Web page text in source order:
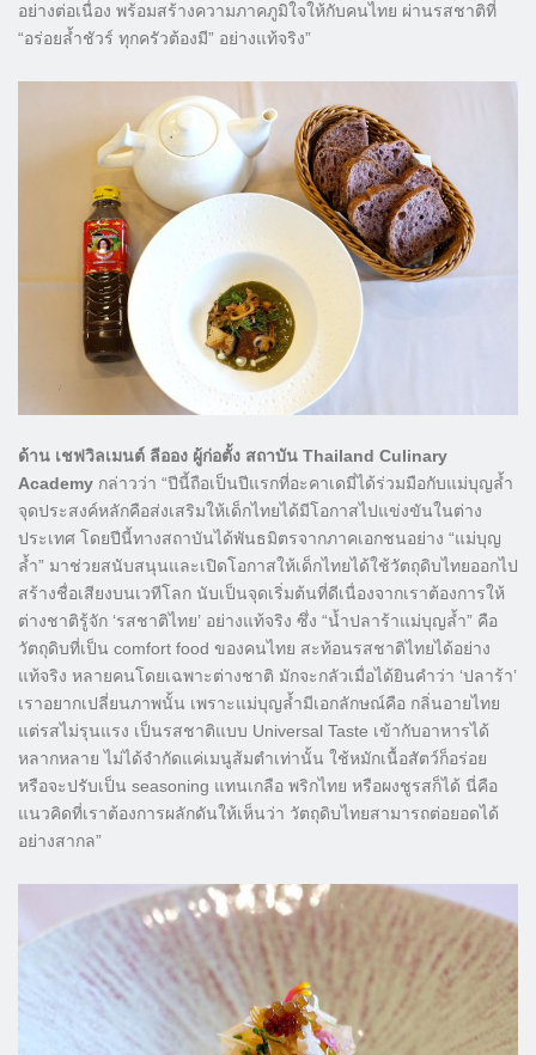
อย่างต่อเนื่อง พร้อมสร้างความภาคภูมิใจให้กับคนไทย ผ่านรสชาติที่
“อร่อยล้ำชัวร์ ทุกครัวต้องมี” อย่างแท้จริง”
ด้าน เชฟวิลเมนต์ ลีออง ผู้ก่อตั้ง สถาบัน Thailand Culinary
Academy กล่าวว่า “ปีนี้ถือเป็นปีแรกที่อะคาเดมี่ได้ร่วมมือกับแม่บุญล้ำ
จุดประสงค์หลักคือส่งเสริมให้เด็กไทยได้มีโอกาสไปแข่งขันในต่าง
ประเทศ โดยปีนี้ทางสถาบันได้พันธมิตรจากภาคเอกชนอย่าง “แม่บุญ
ล้ำ” มาช่วยสนับสนุนและเปิดโอกาสให้เด็กไทยได้ใช้วัตถุดิบไทยออกไป
สร้างชื่อเสียงบนเวทีโลก นับเป็นจุดเริ่มต้นที่ดีเนื่องจากเราต้องการให้
ต่างชาติรู้จัก ‘รสชาติไทย’ อย่างแท้จริง ซึ่ง “น้ำปลาร้าแม่บุญล้ำ” คือ
วัตถุดิบที่เป็น comfort food ของคนไทย สะท้อนรสชาติไทยได้อย่าง
แท้จริง หลายคนโดยเฉพาะต่างชาติ มักจะกลัวเมื่อได้ยินคำว่า ‘ปลาร้า’
เราอยากเปลี่ยนภาพนั้น เพราะแม่บุญล้ำมีเอกลักษณ์คือ กลิ่นอายไทย
แต่รสไม่รุนแรง เป็นรสชาติแบบ Universal Taste เข้ากับอาหารได้
หลากหลาย ไม่ได้จำกัดแค่เมนูส้มตำเท่านั้น ใช้หมักเนื้อสัตว์ก็อร่อย
หรือจะปรับเป็น seasoning แทนเกลือ พริกไทย หรือผงชูรสก็ได้ นี่คือ
แนวคิดที่เราต้องการผลักดันให้เห็นว่า วัตถุดิบไทยสามารถต่อยอดได้
อย่างสากล”